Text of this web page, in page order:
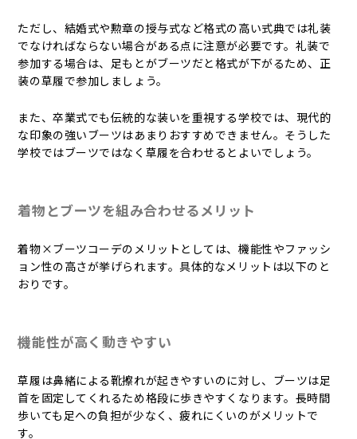
ただし、結婚式や勲章の授与式など格式の高い式典では礼装
でなければならない場合がある点に注意が必要です。礼装で
参加する場合は、足もとがブーツだと格式が下がるため、正
装の草履で参加しましょう。
また、卒業式でも伝統的な装いを重視する学校では、現代的
な印象の強いブーツはあまりおすすめできません。そうした
学校ではブーツではなく草履を合わせるとよいでしょう。
着物とブーツを組み合わせるメリット
着物×ブーツコーデのメリットとしては、機能性やファッシ
ョン性の高さが挙げられます。具体的なメリットは以下のと
おりです。
機能性が高く動きやすい
草履は鼻緒による靴擦れが起きやすいのに対し、ブーツは足
首を固定してくれるため格段に歩きやすくなります。長時間
歩いても足への負担が少なく、疲れにくいのがメリットで
す。